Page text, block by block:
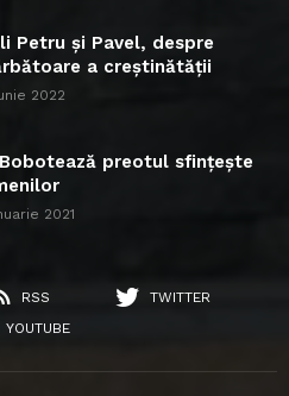
Petru și Pavel, despre
a creștinătății
2022
preotul sfințește
2021
RSS
TWITTER
YOUTUBE